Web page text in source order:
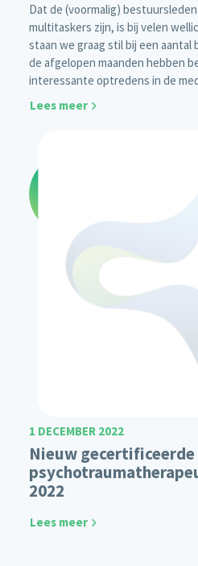
Dat de (voormalig)
multitaskers zijn, is bij velen
staan we graag stil bij een aantal
de afgelopen maanden hebben
interessante optredens in de
Lees meer
1 DECEMBER 2022
Nieuw gecertificeerde
2022
Lees meer